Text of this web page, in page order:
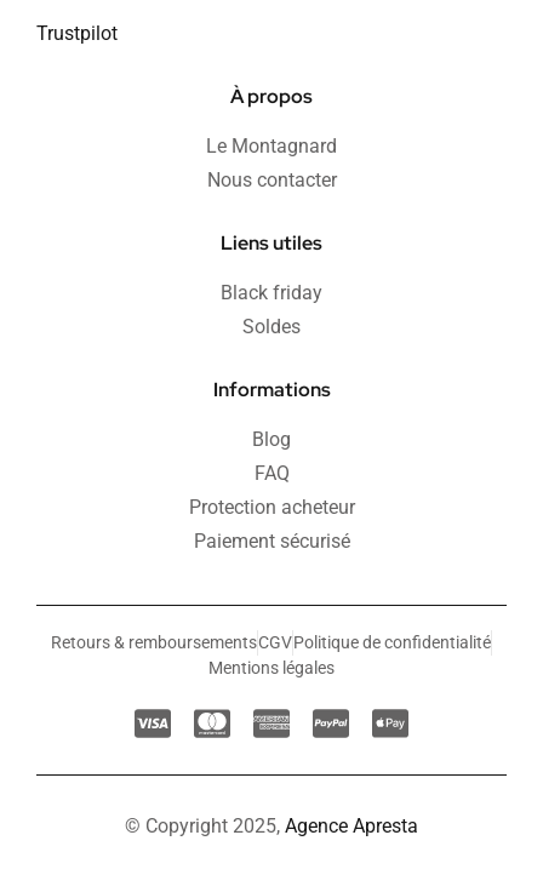
Trustpilot
À propos
Le Montagnard
Nous contacter
Liens utiles
Black friday
Soldes
Informations
Blog
FAQ
Protection acheteur
Paiement sécurisé
Retours & remboursementsCGVPolitique de confidentialité
Mentions légales
© Copyright 2025, Agence Apresta